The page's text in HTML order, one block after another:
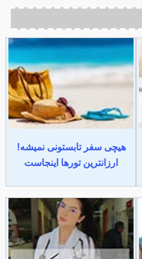
هیچی سفر تابستونی نمیشه!
ارزانترین تورها اینجاست